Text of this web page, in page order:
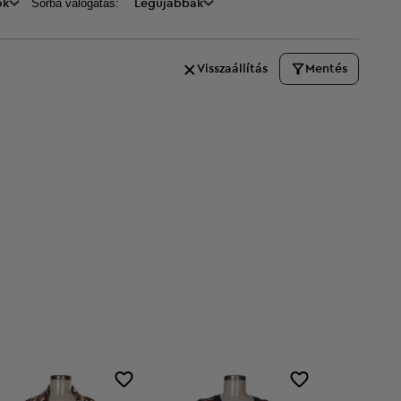
Sorba válogatás: Legújabbak
Visszaállítás Mentés